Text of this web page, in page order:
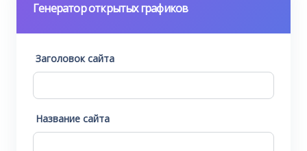
Генератор открытых графиков
Заголовок сайта
Название сайта